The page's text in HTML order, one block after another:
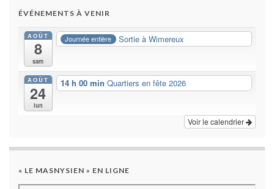
ÉVÉNEMENTS À VENIR
AOÛT
8
sam
Journée entière Sortie à Wimereux
AOÛT
24
lun
14 h 00 min Quartiers en fête 2026
Voir le calendrier
« LE MASNYSIEN » EN LIGNE